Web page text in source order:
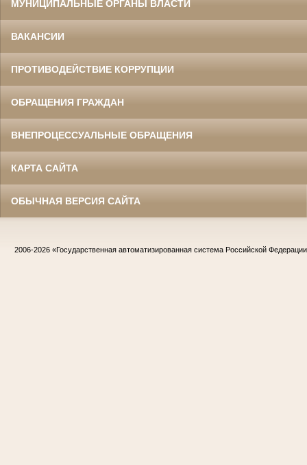
МУНИЦИПАЛЬНЫЕ ОРГАНЫ ВЛАСТИ
ВАКАНСИИ
ПРОТИВОДЕЙСТВИЕ КОРРУПЦИИ
ОБРАЩЕНИЯ ГРАЖДАН
ВНЕПРОЦЕССУАЛЬНЫЕ ОБРАЩЕНИЯ
КАРТА САЙТА
ОБЫЧНАЯ ВЕРСИЯ САЙТА
2006-2026 «Государственная автоматизированная система Российской